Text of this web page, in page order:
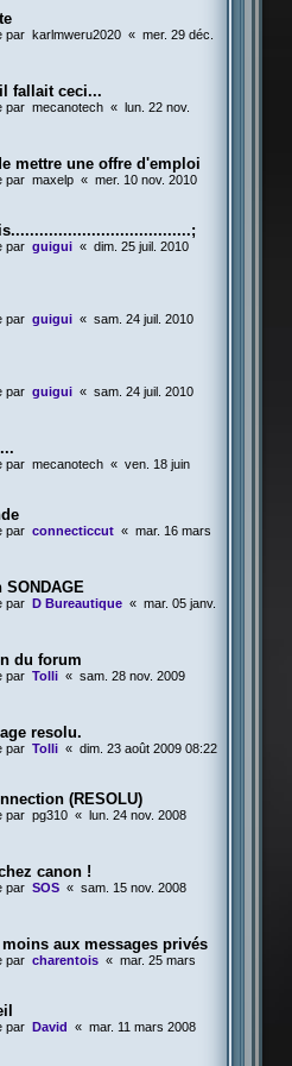
par karlmweru2020 « mer. 29 déc.
fallait ceci...
par mecanotech «
lun. 22 nov.
mettre une offre d'emploi
par maxelp « mer. 10 nov. 2010
par guigui « dim. 25 juil. 2010
par guigui « sam. 24 juil. 2010
par guigui « sam. 24 juil. 2010
par mecanotech « ven. 18 juin
par connecticcut « mar. 16 mars
par D Bureautique « mar. 05 janv.
du forum
par Tolli « sam. 28 nov. 2009
resolu.
par Tolli « dim. 23 août 2009 08:22
(RESOLU)
par pg310 «
lun. 24 nov. 2008
canon !
par SOS « sam. 15 nov. 2008
aux messages privés
par charentois « mar. 25 mars
par David « mar. 11 mars 2008